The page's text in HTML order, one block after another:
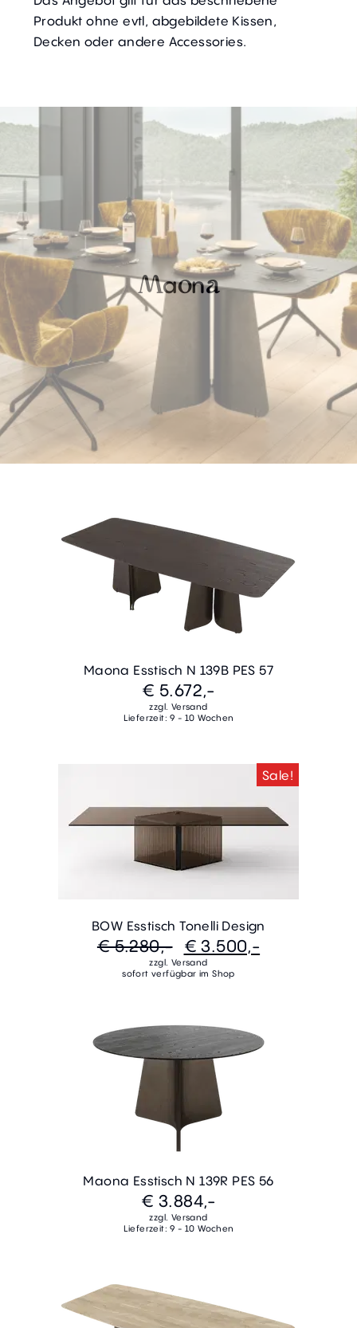
Produkt ohne evtl, abgebildete Kissen,
Decken oder andere Accessories.
Maona
Maona Esstisch N 139B PES 57
€ 5.672,-
zzgl. Versand
Lieferzeit: 9 - 10 Wochen
Sale!
BOW Esstisch Tonelli Design
€ 5.280,- € 3.500,-
zzgl. Versand
sofort verfügbar im Shop
Maona Esstisch N 139R PES 56
€ 3.884,-
zzgl. Versand
Lieferzeit: 9 - 10 Wochen